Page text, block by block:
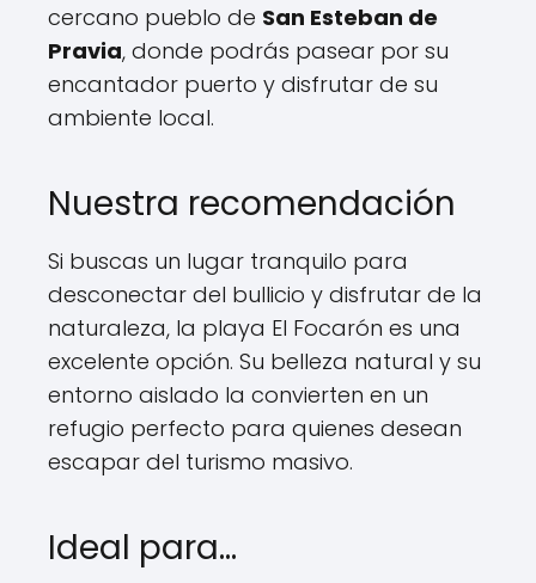
cercano pueblo de San Esteban de
Pravia, donde podrás pasear por su
encantador puerto y disfrutar de su
ambiente local.
Nuestra recomendación
Si buscas un lugar tranquilo para
desconectar del bullicio y disfrutar de la
naturaleza, la playa El Focarón es una
excelente opción. Su belleza natural y su
entorno aislado la convierten en un
refugio perfecto para quienes desean
escapar del turismo masivo.
Ideal para...